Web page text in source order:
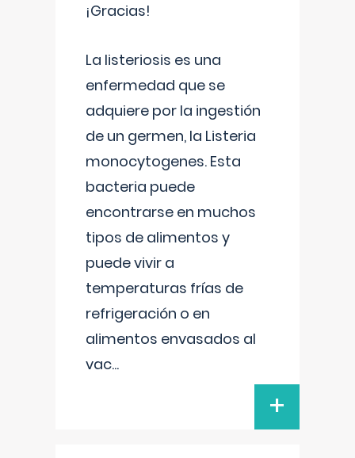
¡Gracias!
La listeriosis es una
enfermedad que se
adquiere por la ingestión
de un germen, la Listeria
monocytogenes. Esta
bacteria puede
encontrarse en muchos
tipos de alimentos y
puede vivir a
temperaturas frías de
refrigeración o en
alimentos envasados al
vac...
+